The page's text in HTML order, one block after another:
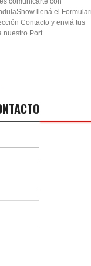
llená el
Contacto y enviá tus
Port...